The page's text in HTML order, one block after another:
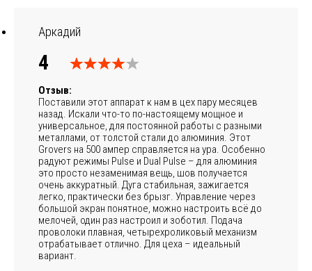
Аркадий
4
Отзыв:
Поставили этот аппарат к нам в цех пару месяцев
назад. Искали что-то по-настоящему мощное и
универсальное, для постоянной работы с разными
металлами, от толстой стали до алюминия. Этот
Grovers на 500 ампер справляется на ура. Особенно
радуют режимы Pulse и Dual Pulse – для алюминия
это просто незаменимая вещь, шов получается
очень аккуратный. Дуга стабильная, зажигается
легко, практически без брызг. Управление через
большой экран понятное, можно настроить всё до
мелочей, один раз настроил и зоботил. Подача
проволоки плавная, четырехроликовый механизм
отрабатывает отлично. Для цеха – идеальный
вариант.